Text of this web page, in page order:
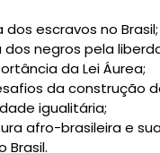
dos escravos no Brasil;
dos negros pela
da Lei Áurea;
da construção
igualitária;
afro-brasileira e
Brasil.